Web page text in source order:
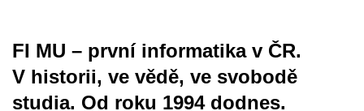
FI MU – první informatika v ČR.
V historii, ve vědě, ve svobodě
studia. Od roku 1994 dodnes.